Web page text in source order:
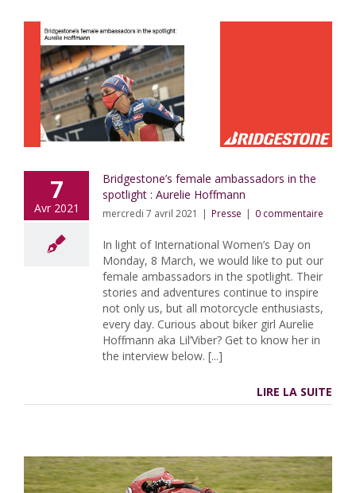
7
Avr 2021
Bridgestone’s female ambassadors in the
spotlight : Aurelie Hoffmann
mercredi 7 avril 2021 | Presse | 0 commentaire
In light of International Women’s Day on
Monday, 8 March, we would like to put our
female ambassadors in the spotlight. Their
stories and adventures continue to inspire
not only us, but all motorcycle enthusiasts,
every day. Curious about biker girl Aurelie
Hoffmann aka Lil’Viber? Get to know her in
the interview below. [...]
LIRE LA SUITE